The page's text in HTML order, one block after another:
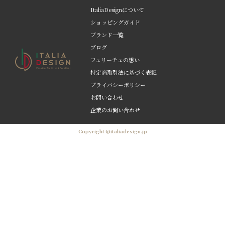
ItaliaDesignについて
ショッピングガイド
ブランド一覧
ブログ
フェリーチェの想い
特定商取引法に基づく表記
プライバシーポリシー
お問い合わせ
企業のお問い合わせ
Copyright ©italiadesign.jp